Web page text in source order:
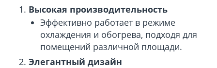
Высокая производительность
Эффективно работает в режиме
охлаждения и обогрева, подходя для
помещений различной площади.
Элегантный дизайн